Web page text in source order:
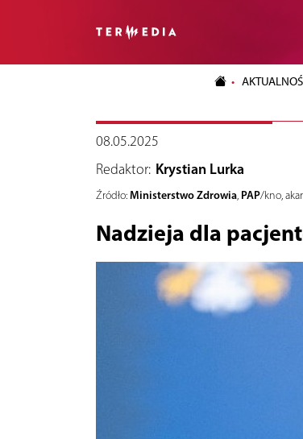
08.05.2025
Redaktor: Krystian Lurka
Źródło: Ministerstwo Zdrowia, PAP/kno,
Nadzieja dla